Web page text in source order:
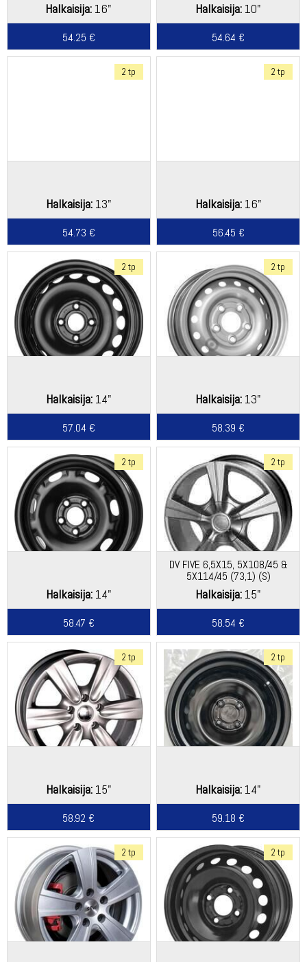
Halkaisija: 16"
54.25 €
Halkaisija: 10"
54.64 €
2 tp
Halkaisija:13"
54.73 €
2 tp
Halkaisija:16"
56.45 €
2 tp
Halkaisija:14"
57.04 €
2 tp
Halkaisija: 13"
58.39 €
2 tp
Halkaisija:14"
58.47 €
2 tp
DV FIVE 6,5X15, 5X108/45 &
5X114/45 (73,1) (S)
Halkaisija: 15"
58.54 €
2 tp
Halkaisija:15"
58.92 €
2 tp
Halkaisija: 14"
59.18 €
2 tp 2 tp